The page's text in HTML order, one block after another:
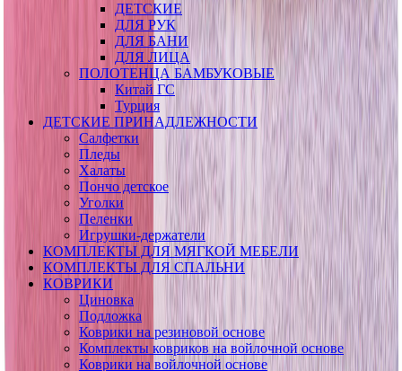
ДЕТСКИЕ
ДЛЯ РУК
ДЛЯ БАНИ
ДЛЯ ЛИЦА
ПОЛОТЕНЦА БАМБУКОВЫЕ
Китай ГС
Турция
ДЕТСКИЕ ПРИНАДЛЕЖНОСТИ
Салфетки
Пледы
Халаты
Пончо детское
Уголки
Пеленки
Игрушки-держатели
КОМПЛЕКТЫ ДЛЯ МЯГКОЙ МЕБЕЛИ
КОМПЛЕКТЫ ДЛЯ СПАЛЬНИ
КОВРИКИ
Циновка
Подложка
Коврики на резиновой основе
Комплекты ковриков на войлочной основе
Коврики на войлочной основе